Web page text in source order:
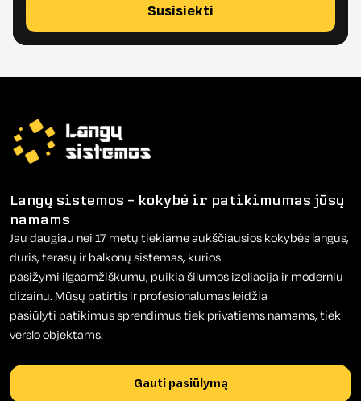
Susisiekti
Langų sistemos – kokybė ir patikimumas jūsų
namams
Jau daugiau nei 17 metų tiekiame aukščiausios kokybės langus,
duris, terasų ir balkonų sistemas, kurios
pasižymi ilgaamžiškumu, puikia šilumos izoliacija ir moderniu
dizainu. Mūsų patirtis ir profesionalumas leidžia
pasiūlyti patikimus sprendimus tiek privatiems namams, tiek
verslo objektams.
Gauti pasiūlymą